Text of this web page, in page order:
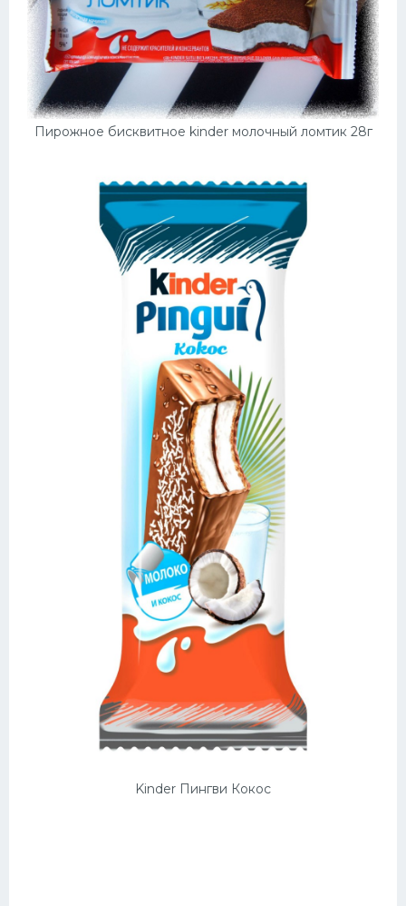
Пирожное бисквитное kinder молочный ломтик 28г
Kinder Пингви Кокос